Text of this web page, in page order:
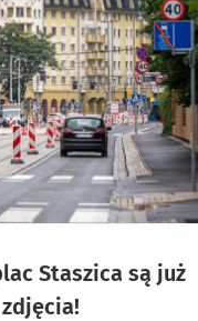
Staszica są już